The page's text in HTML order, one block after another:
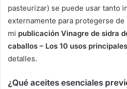
pasteurizar) se puede usar tanto
externamente para protegerse de
mi publicación Vinagre de sidra
caballos – Los 10 usos principales
detalles.
¿Qué aceites esenciales